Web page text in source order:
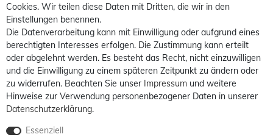
Cookies. Wir teilen diese Daten mit Dritten, die wir in den
Einstellungen benennen.
Die Datenverarbeitung kann mit Einwilligung oder aufgrund eines
berechtigten Interesses erfolgen. Die Zustimmung kann erteilt
oder abgelehnt werden. Es besteht das Recht, nicht einzuwilligen
und die Einwilligung zu einem späteren Zeitpunkt zu ändern oder
zu widerrufen. Beachten Sie unser Impressum und weitere
Hinweise zur Verwendung personenbezogener Daten in unserer
Daten­schutz­erklärung.
Essenziell